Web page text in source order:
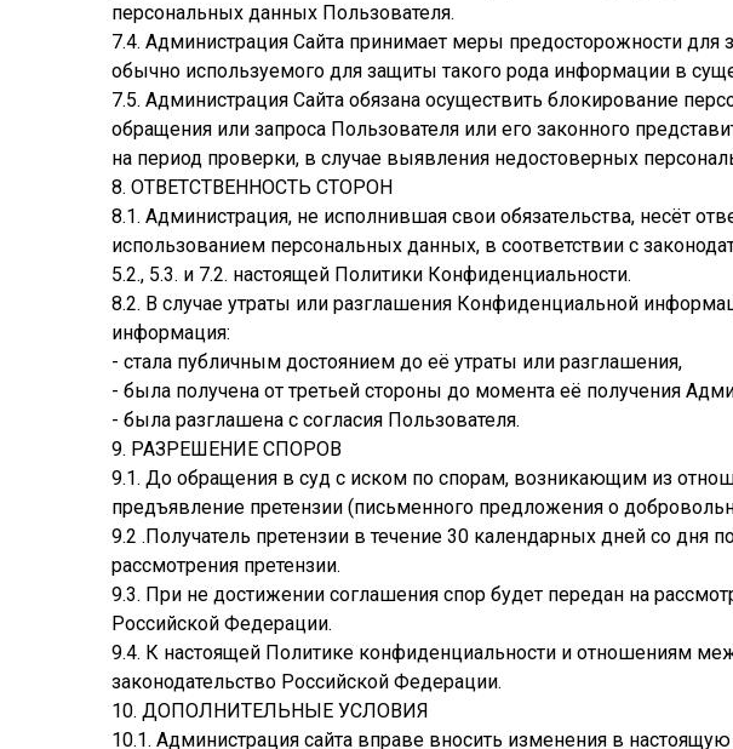
персональных данных Пользователя.
7.4. Администрация Сайта принимает меры предосторожности
обычно используемого для защиты такого рода информации в
7.5. Администрация Сайта обязана осуществить блокирование
обращения или запроса Пользователя или его законного
на период проверки, в случае выявления недостоверных
8. ОТВЕТСТВЕННОСТЬ СТОРОН
8.1. Администрация, не исполнившая свои обязательства, несёт
использованием персональных данных, в соответствии с
5.2., 5.3. и 7.2. настоящей Политики Конфиденциальности.
8.2. В случае утраты или разглашения Конфиденциальной
информация:
- стала публичным достоянием до её утраты или разглашения,
- была получена от третьей стороны до момента её получения
- была разглашена с согласия Пользователя.
9. РАЗРЕШЕНИЕ СПОРОВ
9.1. До обращения в суд с иском по спорам, возникающим из
предъявление претензии (письменного предложения о
9.2 .Получатель претензии в течение 30 календарных дней со дня
рассмотрения претензии.
9.3. При не достижении соглашения спор будет передан на
Российской Федерации.
9.4. К настоящей Политике конфиденциальности и отношениям
законодательство Российской Федерации.
10. ДОПОЛНИТЕЛЬНЫЕ УСЛОВИЯ
10.1. Администрация сайта вправе вносить изменения в